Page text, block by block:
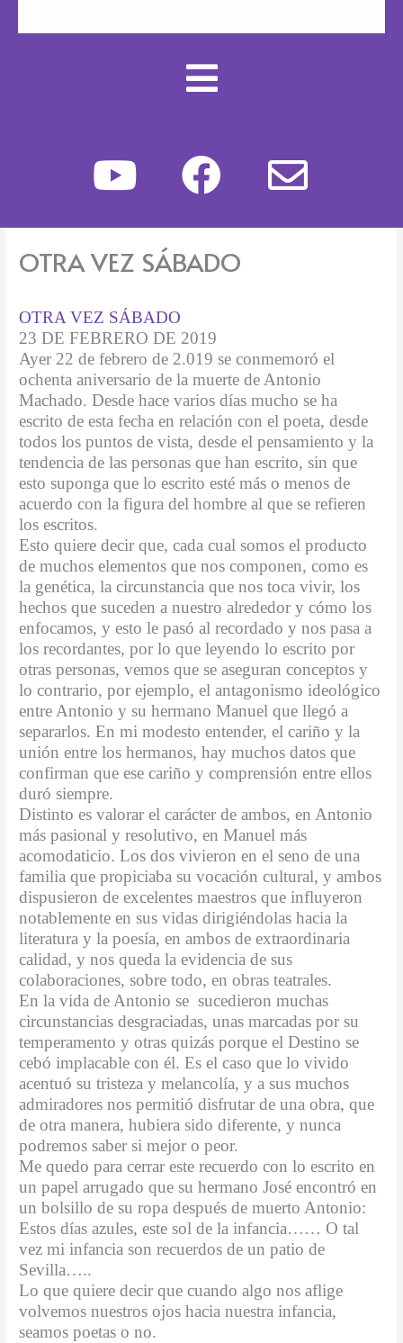
Y
o
u
t
u
b
e
F
a
c
e
b
o
o
k
E
n
v
o
p
e
OTRA VEZ SÁBADO
OTRA VEZ SÁBADO
23 DE FEBRERO DE 2019
Ayer 22 de febrero de 2.019 se conmemoró el
ochenta aniversario de la muerte de Antonio
Machado. Desde hace varios días mucho se ha
escrito de esta fecha en relación con el poeta, desde
todos los puntos de vista, desde el pensamiento y la
tendencia de las personas que han escrito, sin que
esto suponga que lo escrito esté más o menos de
acuerdo con la figura del hombre al que se refieren
los escritos.
Esto quiere decir que, cada cual somos el producto
de muchos elementos que nos componen, como es
la genética, la circunstancia que nos toca vivir, los
hechos que suceden a nuestro alrededor y cómo los
enfocamos, y esto le pasó al recordado y nos pasa a
los recordantes, por lo que leyendo lo escrito por
otras personas, vemos que se aseguran conceptos y
lo contrario, por ejemplo, el antagonismo ideológico
entre Antonio y su hermano Manuel que llegó a
separarlos. En mi modesto entender, el cariño y la
unión entre los hermanos, hay muchos datos que
confirman que ese cariño y comprensión entre ellos
duró siempre.
Distinto es valorar el carácter de ambos, en Antonio
más pasional y resolutivo, en Manuel más
acomodaticio. Los dos vivieron en el seno de una
familia que propiciaba su vocación cultural, y ambos
dispusieron de excelentes maestros que influyeron
notablemente en sus vidas dirigiéndolas hacia la
literatura y la poesía, en ambos de extraordinaria
calidad, y nos queda la evidencia de sus
colaboraciones, sobre todo, en obras teatrales.
En la vida de Antonio se sucedieron muchas
circunstancias desgraciadas, unas marcadas por su
temperamento y otras quizás porque el Destino se
cebó implacable con él. Es el caso que lo vivido
acentuó su tristeza y melancolía, y a sus muchos
admiradores nos permitió disfrutar de una obra, que
de otra manera, hubiera sido diferente, y nunca
podremos saber si mejor o peor.
Me quedo para cerrar este recuerdo con lo escrito en
un papel arrugado que su hermano José encontró en
un bolsillo de su ropa después de muerto Antonio:
Estos días azules, este sol de la infancia…… O tal
vez mi infancia son recuerdos de un patio de
Sevilla…..
Lo que quiere decir que cuando algo nos aflige
volvemos nuestros ojos hacia nuestra infancia,
seamos poetas o no.